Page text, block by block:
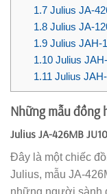
1.7Julius JA-
1.8Julius JA-
1.9Julius JAH-
1.10Julius
1.11 Julius
Những mẫu đồng
Julius JA-426MB
Đây là một chiếc
Julius, mẫu JA-